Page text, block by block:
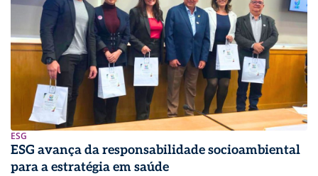
ESG
ESG avança da responsabilidade socioambiental
para a estratégia em saúde